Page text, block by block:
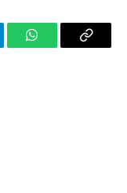
WhatsAppCopy